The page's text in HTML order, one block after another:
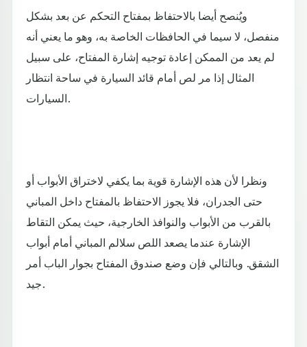
ويُنصح أيضا بالاحتفاظ بمفتاح التحكم عن بعد بشكل
منفصل، لا سيما في الحافظات الخاصة به، وهو ما يعني أنه
لم يعد من الممكن إعادة توجيه إشارة المفتاح، على سبيل
المثال إذا مر لص أمام قائد السيارة في ساحة انتظار
السيارات.
ونظرا لأن هذه الإشارة قوية بما يكفي لاختراق الأبواب أو
حتى الجدران، فلا يجوز الاحتفاظ بالمفتاح داخل المباني
بالقرب من الأبواب والنوافذ الخارجية، حيث يمكن التقاط
الإشارة عندما يصعد اللص سلالم المباني أمام أبواب
الشقق. وبالتالي فإن وضع صندوق المفتاح بجوار الباب أمر
جيد.